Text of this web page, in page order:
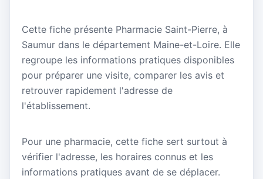
Cette fiche présente Pharmacie Saint-Pierre, à
Saumur dans le département Maine-et-Loire. Elle
regroupe les informations pratiques disponibles
pour préparer une visite, comparer les avis et
retrouver rapidement l'adresse de
l'établissement.
Pour une pharmacie, cette fiche sert surtout à
vérifier l'adresse, les horaires connus et les
informations pratiques avant de se déplacer.